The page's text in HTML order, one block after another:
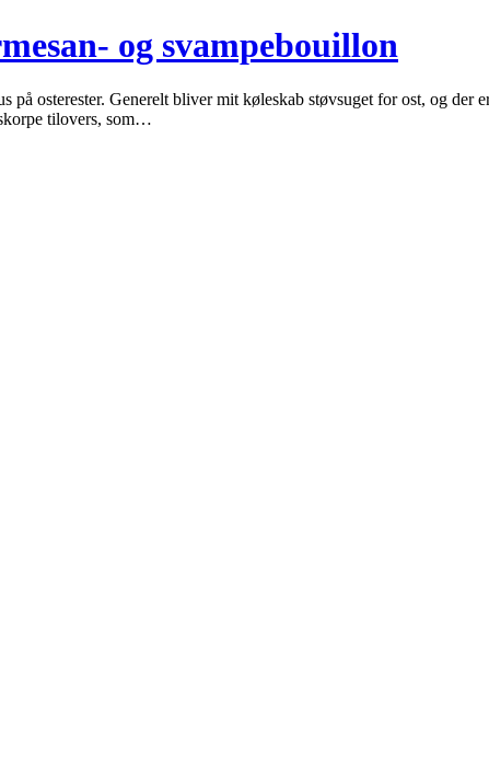
og svampebouillon
osterester. Generelt bliver mit køleskab støvsuget for ost, og der
tilovers, som…